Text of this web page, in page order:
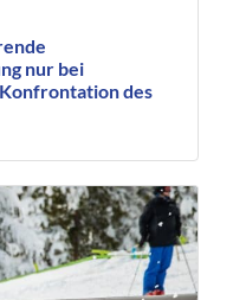
nur bei
des